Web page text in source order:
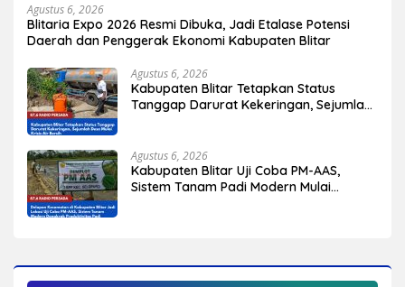
Agustus 6, 2026
Blitaria Expo 2026 Resmi Dibuka, Jadi Etalase Potensi
Daerah dan Penggerak Ekonomi Kabupaten Blitar
Agustus 6, 2026
Kabupaten Blitar Tetapkan Status
Tanggap Darurat Kekeringan, Sejumlah
Agustus 6, 2026
Kabupaten Blitar Uji Coba PM-AAS,
Sistem Tanam Padi Modern Mulai